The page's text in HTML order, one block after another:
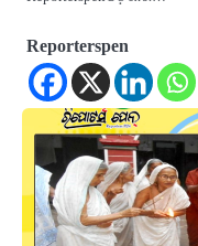
Reporterspen